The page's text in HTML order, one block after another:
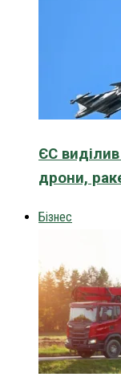
ЄС
дрони,
Бізнес